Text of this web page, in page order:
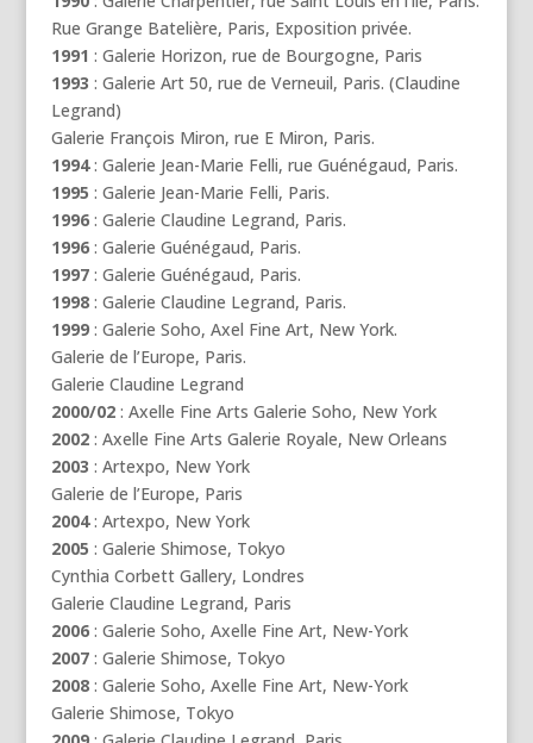
Rue Grange Batelière, Paris, Exposition privée.
1991 : Galerie Horizon, rue de Bourgogne, Paris
1993 : Galerie Art 50, rue de Verneuil, Paris. (Claudine
Legrand)
Galerie François Miron, rue E Miron, Paris.
1994: Galerie Jean-Marie Felli, rue Guénégaud, Paris.
1995 : Galerie Jean-Marie Felli, Paris.
1996: Galerie Claudine Legrand, Paris.
1996: Galerie Guénégaud, Paris.
1997: Galerie Guénégaud, Paris.
1998: Galerie Claudine Legrand, Paris.
1999: Galerie Soho, Axel Fine Art, New York.
Galerie de l’Europe, Paris.
Galerie Claudine Legrand
2000/02: Axelle Fine Arts Galerie Soho, New York
2002: Axelle Fine Arts Galerie Royale, New Orleans
2003 : Artexpo, New York
Galerie de l’Europe, Paris
2004: Artexpo, New York
2005 : Galerie Shimose, Tokyo
Cynthia Corbett Gallery, Londres
Galerie Claudine Legrand, Paris
2006: Galerie Soho, Axelle Fine Art, New-York
2007: Galerie Shimose, Tokyo
2008: Galerie Soho, Axelle Fine Art, New-York
Galerie Shimose, Tokyo